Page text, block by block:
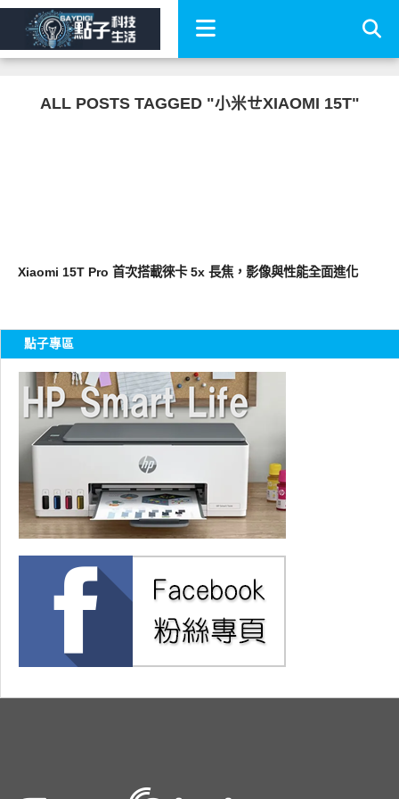
ALL POSTS TAGGED "小米ㄝXIAOMI 15T"
Xiaomi 15T Pro 首次搭載徠卡 5x 長焦，影像與性能全面進化
點子專區